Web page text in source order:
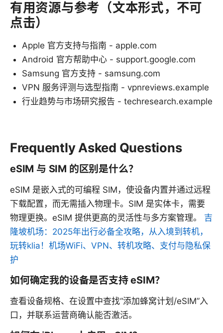
有用资源与参考（文本形式，不可
点击）
Apple 官方支持与指南 - apple.com
Android 官方帮助中心 - support.google.com
Samsung 官方支持 - samsung.com
VPN 服务评测与选型指南 - vpnreviews.example
行业趋势与市场研究报告 - techresearch.example
Frequently Asked Questions
eSIM 与 SIM 的区别是什么？
eSIM 是嵌入式的可编程 SIM，使设备内置并通过远程
下载配置，而无需插入物理卡。SIM 是实体卡，需要
物理更换。eSIM 提供更高的灵活性与多方案管理。 吉
隆坡机场：2025年出行必备全攻略，从入境到转机，
玩转klia！机场WiFi、VPN、转机攻略、支付与隐私保
护
如何确定我的设备是否支持 eSIM？
查看设备规格、在设置中查找“添加蜂窝计划/eSIM”入
口，并联系运营商确认能否激活。